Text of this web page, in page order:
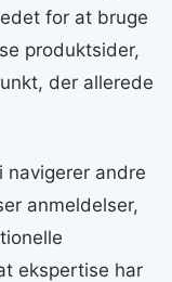
for at bruge
produktsider,
der allerede
navigerer andre
anmeldelser,
ekspertise har